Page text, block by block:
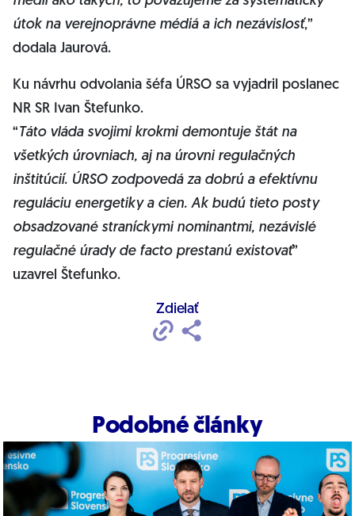
útok na verejnoprávne médiá a ich nezávislosť,”
dodala Jaurová.
Ku návrhu odvolania šéfa ÚRSO sa vyjadril poslanec
NR SR Ivan Štefunko.
“Táto vláda svojimi krokmi demontuje štát na
všetkých úrovniach, aj na úrovni regulačných
inštitúcií. ÚRSO zodpovedá za dobrú a efektívnu
reguláciu energetiky a cien. Ak budú tieto posty
obsadzované straníckymi nominantmi, nezávislé
regulačné úrady de facto prestanú existovať”
uzavrel Štefunko.
Zdielať
Podobné články